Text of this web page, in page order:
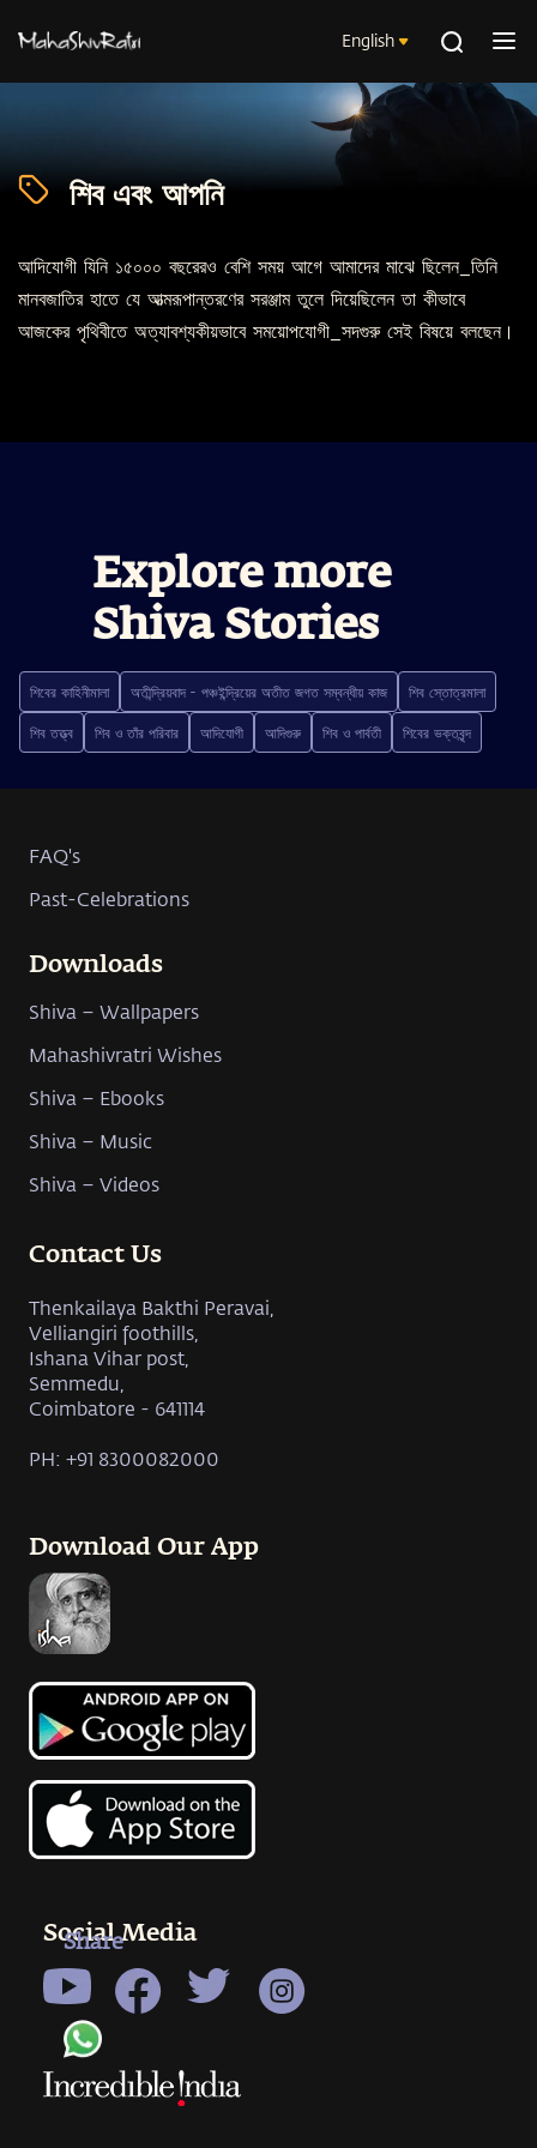
English
শিব এবং আপনি
আদিযোগী যিনি ১৫০০০ বছরেরও বেশি সময় আগে আমাদের মাঝে ছিলেন_তিনি
মানবজাতির হাতে যে আত্মরূপান্তরণের সরঞ্জাম তুলে দিয়েছিলেন তা কীভাবে
আজকের পৃথিবীতে অত্যাবশ্যকীয়ভাবে সময়োপযোগী_সদগুরু সেই বিষয়ে বলছেন।
Explore more
Shiva Stories
শিবের কাহিনীমালা অতীন্দ্রিয়বাদ - পঞ্চইন্দ্রিয়ের অতীত জগত সম্বন্ধীয় কাজ শিব স্তোত্রমালা
শিব তত্ত্ব শিব ও তাঁর পরিবার আদিযোগী আদিগুরু শিব ও পার্বতী শিবের ভক্তবৃন্দ
Share
FAQ's
Past-Celebrations
Downloads
Shiva – Wallpapers
Mahashivratri Wishes
Shiva – Ebooks
Shiva – Music
Shiva – Videos
Contact Us
Thenkailaya Bakthi Peravai,
Velliangiri foothills,
Ishana Vihar post,
Semmedu,
Coimbatore - 641114
PH: +91 8300082000
Download Our App
Social Media